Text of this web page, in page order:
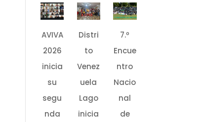
AVIVA
2026
inicia
su
segu
nda
Distri
to
Venez
uela
Lago
inicia
7.º
Encue
ntro
Nacio
nal
de